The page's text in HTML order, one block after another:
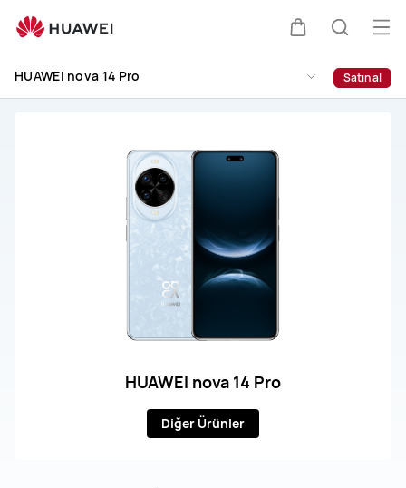
nova
Pro
Desteği
aç
HUAWEI nova 14 Pro Satın al
HUAWEI nova 14 Pro
Diğer Ürünler